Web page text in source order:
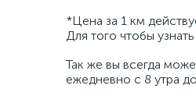
*Цена за 1 км
Для того чтобы
Так же вы всегда
ежедневно с 8 утра